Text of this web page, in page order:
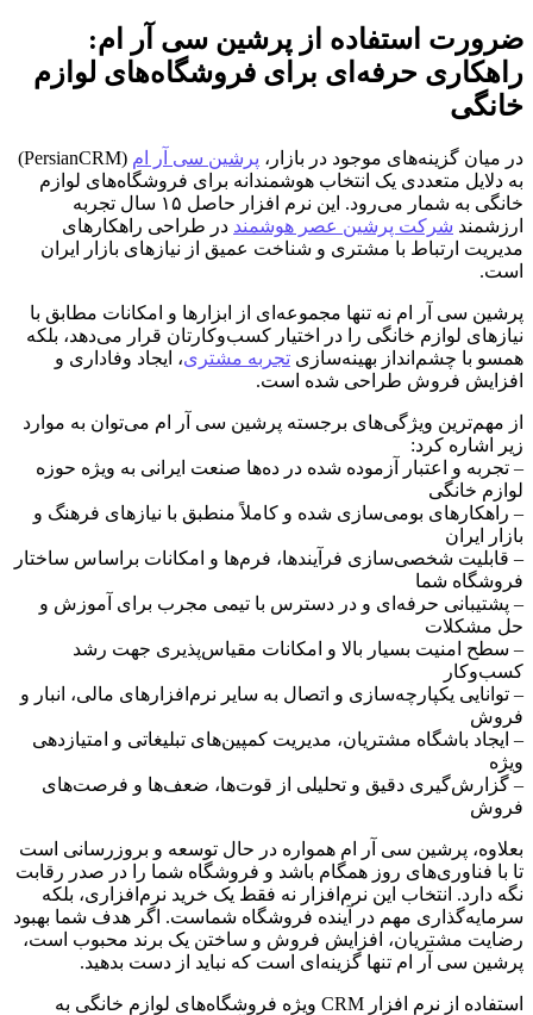
ضرورت استفاده از پرشین سی آر ام:
راهکاری حرفه‌ای برای فروشگاه‌های لوازم
خانگی
در میان گزینه‌های موجود در بازار، پرشین سی آر ام
(PersianCRM)
به دلایل متعددی یک انتخاب هوشمندانه برای فروشگاه‌های لوازم
خانگی به شمار می‌رود. این نرم افزار حاصل ۱۵ سال تجربه
ارزشمند شرکت پرشین عصر هوشمند در طراحی راهکارهای
مدیریت ارتباط با مشتری و شناخت عمیق از نیازهای بازار ایران
است.
پرشین سی آر ام نه تنها مجموعه‌ای از ابزارها و امکانات مطابق با
نیازهای لوازم خانگی را در اختیار کسب‌وکارتان قرار می‌دهد، بلکه
همسو با چشم‌انداز بهینه‌سازی تجربه مشتری، ایجاد وفاداری و
افزایش فروش طراحی شده است.
از مهم‌ترین ویژگی‌های برجسته پرشین سی آر ام می‌توان به موارد
زیر اشاره کرد:
– تجربه و اعتبار آزموده شده در ده‌ها صنعت ایرانی به ویژه حوزه
لوازم خانگی
– راهکارهای بومی‌سازی شده و کاملاً منطبق با نیازهای فرهنگ و
بازار ایران
– قابلیت شخصی‌سازی فرآیندها، فرم‌ها و امکانات براساس ساختار
فروشگاه شما
– پشتیبانی حرفه‌ای و در دسترس با تیمی مجرب برای آموزش و
حل مشکلات
– سطح امنیت بسیار بالا و امکانات مقیاس‌پذیری جهت رشد
کسب‌وکار
– توانایی یکپارچه‌سازی و اتصال به سایر نرم‌افزارهای مالی، انبار و
فروش
– ایجاد باشگاه مشتریان، مدیریت کمپین‌های تبلیغاتی و امتیازدهی
ویژه
– گزارش‌گیری دقیق و تحلیلی از قوت‌ها، ضعف‌ها و فرصت‌های
فروش
بعلاوه، پرشین سی آر ام همواره در حال توسعه و بروزرسانی است
تا با فناوری‌های روز همگام باشد و فروشگاه شما را در صدر رقابت
نگه دارد. انتخاب این نرم‌افزار نه فقط یک خرید نرم‌افزاری، بلکه
سرمایه‌گذاری مهم در آینده فروشگاه شماست. اگر هدف شما بهبود
رضایت مشتریان، افزایش فروش و ساختن یک برند محبوب است،
پرشین سی آر ام تنها گزینه‌ای است که نباید از دست بدهید.
استفاده از نرم افزار CRM ویژه فروشگاه‌های لوازم خانگی به